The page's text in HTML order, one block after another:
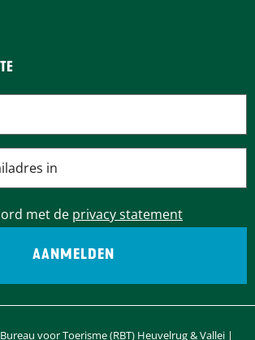
met de privacy statement
voor Toerisme (RBT) Heuvelrug & Vallei |